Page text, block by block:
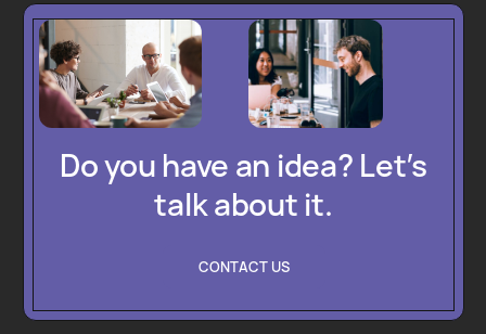
Do you have an idea? Let’s
talk about it.
CONTACT US